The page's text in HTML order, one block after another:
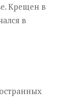
Крещен в
в